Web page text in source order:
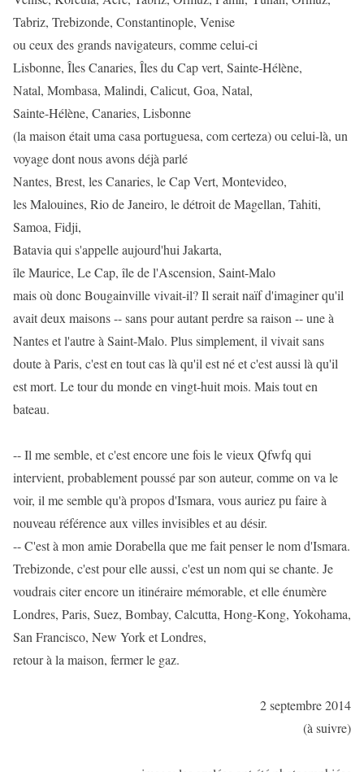
Tabriz, Trebizonde, Constantinople, Venise
ou ceux des grands navigateurs, comme celui-ci
Lisbonne, Îles Canaries, Îles du Cap vert, Sainte-Hélène,
Natal, Mombasa, Malindi, Calicut, Goa, Natal,
Sainte-Hélène, Canaries, Lisbonne
(la maison était uma casa portuguesa, com certeza) ou celui-là, un
voyage dont nous avons déjà parlé
Nantes, Brest, les Canaries, le Cap Vert, Montevideo,
les Malouines, Rio de Janeiro, le détroit de Magellan, Tahiti,
Samoa, Fidji,
Batavia qui s'appelle aujourd'hui Jakarta,
île Maurice, Le Cap, île de l'Ascension, Saint-Malo
mais où donc Bougainville vivait-il? Il serait naïf d'imaginer qu'il
avait deux maisons -- sans pour autant perdre sa raison -- une à
Nantes et l'autre à Saint-Malo. Plus simplement, il vivait sans
doute à Paris, c'est en tout cas là qu'il est né et c'est aussi là qu'il
est mort. Le tour du monde en vingt-huit mois. Mais tout en
bateau.
-- Il me semble, et c'est encore une fois le vieux Qfwfq qui
intervient, probablement poussé par son auteur, comme on va le
voir, il me semble qu'à propos d'Ismara, vous auriez pu faire à
nouveau référence aux villes invisibles et au désir.
-- C'est à mon amie Dorabella que me fait penser le nom d'Ismara.
Trebizonde, c'est pour elle aussi, c'est un nom qui se chante. Je
voudrais citer encore un itinéraire mémorable, et elle énumère
Londres, Paris, Suez, Bombay, Calcutta, Hong-Kong, Yokohama,
San Francisco, New York et Londres,
retour à la maison, fermer le gaz.
2 septembre 2014
(à suivre)